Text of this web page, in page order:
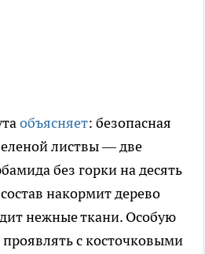
объясняет: безопасная
листвы — две
без горки на десять
накормит дерево
нежные ткани. Особую
проявлять с косточковыми